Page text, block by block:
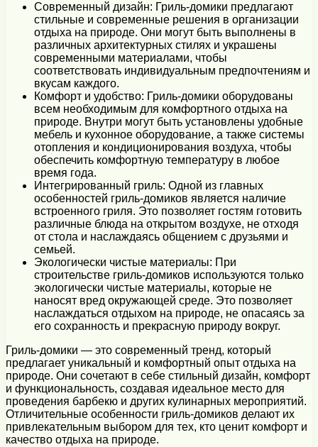
Современный дизайн: Гриль-домики предлагают
стильные и современные решения в организации
отдыха на природе. Они могут быть выполнены в
различных архитектурных стилях и украшены
современными материалами, чтобы
соответствовать индивидуальным предпочтениям и
вкусам каждого.
Комфорт и удобство: Гриль-домики оборудованы
всем необходимым для комфортного отдыха на
природе. Внутри могут быть установлены удобные
мебель и кухонное оборудование, а также системы
отопления и кондиционирования воздуха, чтобы
обеспечить комфортную температуру в любое
время года.
Интегрированный гриль: Одной из главных
особенностей гриль-домиков является наличие
встроенного гриля. Это позволяет гостям готовить
различные блюда на открытом воздухе, не отходя
от стола и наслаждаясь общением с друзьями и
семьей.
Экологически чистые материалы: При
строительстве гриль-домиков используются только
экологически чистые материалы, которые не
наносят вред окружающей среде. Это позволяет
наслаждаться отдыхом на природе, не опасаясь за
его сохранность и прекрасную природу вокруг.
Гриль-домики — это современный тренд, который
предлагает уникальный и комфортный опыт отдыха на
природе. Они сочетают в себе стильный дизайн, комфорт
и функциональность, создавая идеальное место для
проведения барбекю и других кулинарных мероприятий.
Отличительные особенности гриль-домиков делают их
привлекательным выбором для тех, кто ценит комфорт и
качество отдыха на природе.